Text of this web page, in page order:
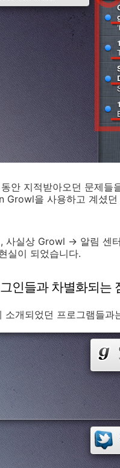
안 지적받아오던 문제
Growl을 사용하고 계셨
사실상 Growl → 알림 센
실이 되었습니다.
인들과 차별화되는
개되었던 프로그램들